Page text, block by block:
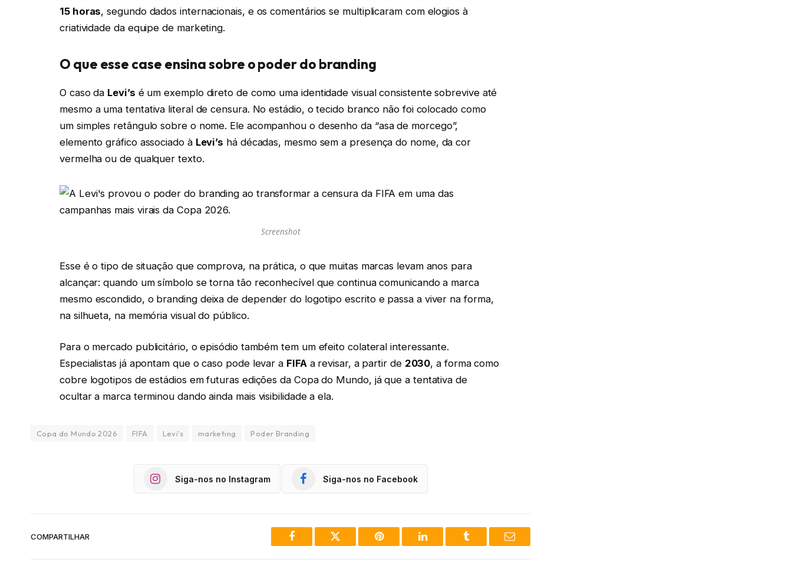
15 horas, segundo dados internacionais, e os comentários se multiplicaram com elogios à
criatividade da equipe de marketing.
O que esse case ensina sobre o poder do branding
O caso da Levi’s é um exemplo direto de como uma identidade visual consistente sobrevive até
mesmo a uma tentativa literal de censura. No estádio, o tecido branco não foi colocado como
um simples retângulo sobre o nome. Ele acompanhou o desenho da “asa de morcego”,
elemento gráfico associado à Levi’s há décadas, mesmo sem a presença do nome, da cor
vermelha ou de qualquer texto.
Screenshot
Esse é o tipo de situação que comprova, na prática, o que muitas marcas levam anos para
alcançar: quando um símbolo se torna tão reconhecível que continua comunicando a marca
mesmo escondido, o branding deixa de depender do logotipo escrito e passa a viver na forma,
na silhueta, na memória visual do público.
Para o mercado publicitário, o episódio também tem um efeito colateral interessante.
Especialistas já apontam que o caso pode levar a FIFAa revisar, a partir de 2030, a forma como
cobre logotipos de estádios em futuras edições da Copa do Mundo, já que a tentativa de
ocultar a marca terminou dando ainda mais visibilidade a ela.
Copa do Mundo 2026 FIFA Levi's marketing Poder Branding
Siga-nos no Instagram Siga-nos no Facebook
COMPARTILHAR
Facebook Twitter Pinterest LinkedIn Tumblr Email